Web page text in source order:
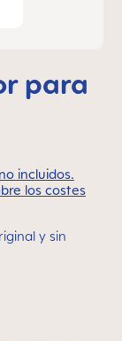
para
incluidos.
los costes
y sin